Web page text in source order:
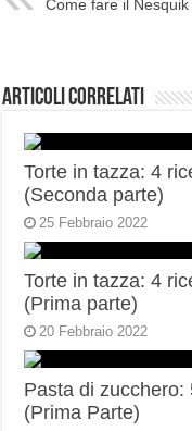
Come fare il
Articoli correlati
Torte in tazza: 4
(Seconda parte)
25 Febbraio 2022
Torte in tazza: 4
(Prima parte)
20 Febbraio 2022
Pasta di
(Prima Parte)